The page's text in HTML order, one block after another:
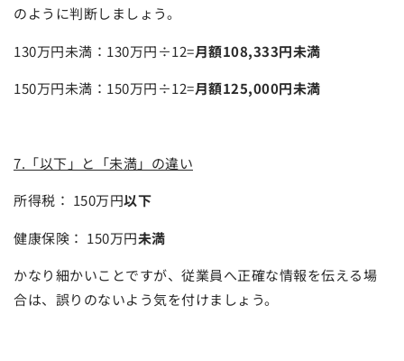
のように判断しましょう。
130万円未満：130万円÷12=月額108,333円未満
150万円未満：150万円÷12=月額125,000円未満
7.「以下」と「未満」の違い
所得税： 150万円以下
健康保険： 150万円未満
かなり細かいことですが、従業員へ正確な情報を伝える場
合は、誤りのないよう気を付けましょう。